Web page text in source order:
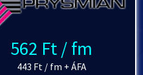
562 Ft / fm
443 Ft / fm + ÁFA